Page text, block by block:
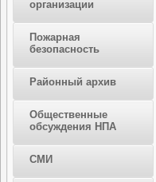
организации
Пожарная
безопасность
Районный архив
Общественные
обсуждения НПА
СМИ